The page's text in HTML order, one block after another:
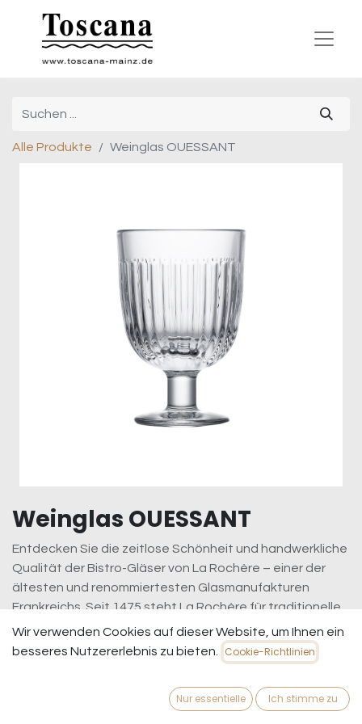
Alle Produkte Weinglas OUESSANT
Weinglas OUESSANT
Entdecken Sie die zeitlose Schönheit und handwerkliche
Qualität der Bistro-Gläser von La Rochère – einer der
ältesten und renommiertesten Glasmanufakturen
Frankreichs. Seit 1475 steht La Rochère für traditionelle
Handwerkskunst und modernste Glasherstellung. Diese
Gläser vereinen klassisches Design mit robuster
Funktionalität und sind perfekt für den täglichen Genuss
Wir verwenden Cookies auf dieser Website, um Ihnen ein
besseres Nutzererlebnis zu bieten.
Cookie-Richtlinien
Nur essentielle Ich stimme zu